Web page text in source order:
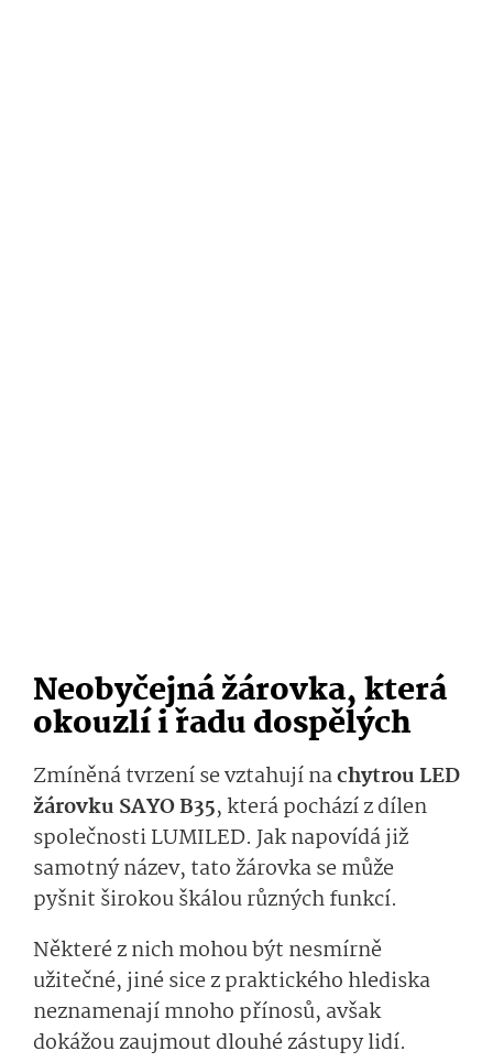
Neobyčejná žárovka, která
okouzlí i řadu dospělých
Zmíněná tvrzení se vztahují nachytrou LED
žárovku SAYO B35, která pochází z dílen
společnosti LUMILED. Jak napovídá již
samotný název, tato žárovka se může
pyšnit širokou škálou různých funkcí.
Některé z nich mohou být nesmírně
užitečné, jiné sice z praktického hlediska
neznamenají mnoho přínosů, avšak
dokážou zaujmout dlouhé zástupy lidí.